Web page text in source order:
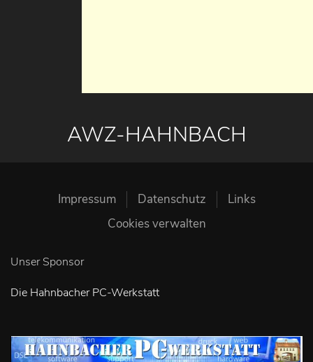
AWZ-HAHNBACH
Impressum Datenschutz
Links
Cookies verwalten
Unser Sponsor
Die Hahnbacher PC-Werkstatt